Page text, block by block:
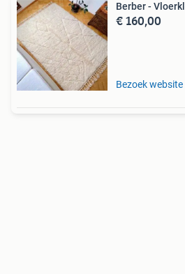
Berber -
€ 160,00
Bezoek website